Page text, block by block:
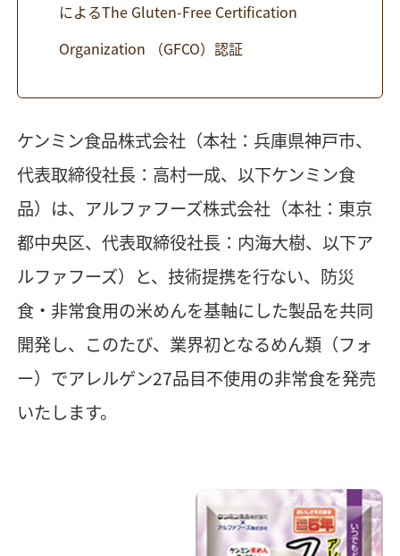
によるThe Gluten-Free Certification
Organization （GFCO）認証
ケンミン食品株式会社（本社：兵庫県神戸市、
代表取締役社長：高村一成、以下ケンミン食
品）は、アルファフーズ株式会社（本社：東京
都中央区、代表取締役社長：内海大樹、以下ア
ルファフーズ）と、技術提携を行ない、防災
食・非常食用の米めんを基軸にした製品を共同
開発し、このたび、業界初となるめん類（フォ
ー）でアレルゲン27品目不使用の非常食を発売
いたします。